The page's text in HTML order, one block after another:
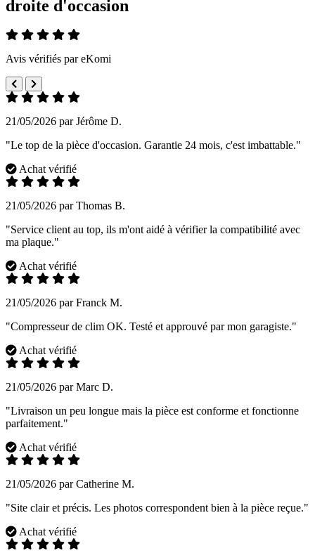
droite d'occasion
Avis vérifiés par eKomi
21/05/2026 par Jérôme D.
"Le top de la pièce d'occasion. Garantie 24 mois, c'est imbattable."
Achat vérifié
21/05/2026 par Thomas B.
"Service client au top, ils m'ont aidé à vérifier la compatibilité avec
ma plaque."
Achat vérifié
21/05/2026 par Franck M.
"Compresseur de clim OK. Testé et approuvé par mon garagiste."
Achat vérifié
21/05/2026 par Marc D.
"Livraison un peu longue mais la pièce est conforme et fonctionne
parfaitement."
Achat vérifié
21/05/2026 par Catherine M.
"Site clair et précis. Les photos correspondent bien à la pièce reçue."
Achat vérifié